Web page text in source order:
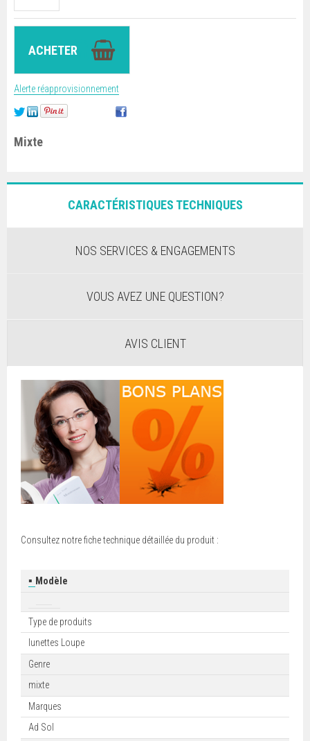
Alerte réapprovisionnement
Mixte
CARACTÉRISTIQUES TECHNIQUES
NOS SERVICES & ENGAGEMENTS
VOUS AVEZ UNE QUESTION?
AVIS CLIENT
Consultez notre fiche technique détaillée du produit :
▪ Modèle
Type de produits
lunettes Loupe
Genre
mixte
Marques
Ad Sol